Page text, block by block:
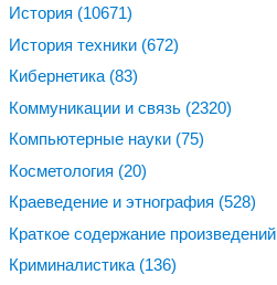
История (10671)
История техники (672)
Кибернетика (83)
Коммуникации и связь (2320)
Компьютерные науки (75)
Косметология (20)
Краеведение и этнография (528)
Краткое содержание произведений
Криминалистика (136)